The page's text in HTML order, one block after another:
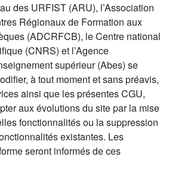
des URFIST (ARU), l’Association
Régionaux de Formation aux
(ADCRFCB), le Centre national
(CNRS) et l’Agence
supérieur (Abes) se
à tout moment et sans préavis,
ainsi que les présentes CGU,
aux évolutions du site par la mise
fonctionnalités ou la suppression
existantes. Les
seront informés de ces